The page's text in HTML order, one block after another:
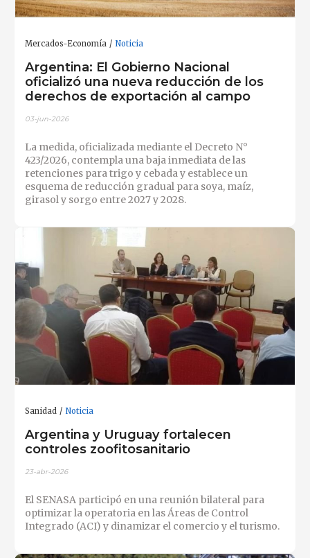
Mercados-Economía Noticia
Argentina: El Gobierno Nacional
oficializó una nueva reducción de los
derechos de exportación al campo
03-jun-2026
La medida, oficializada mediante el Decreto N°
423/2026, contempla una baja inmediata de las
retenciones para trigo y cebada y establece un
esquema de reducción gradual para soya, maíz,
girasol y sorgo entre 2027 y 2028.
Sanidad Noticia
Argentina y Uruguay fortalecen
controles zoofitosanitario
23-abr-2026
El SENASA participó en una reunión bilateral para
optimizar la operatoria en las Áreas de Control
Integrado (ACI) y dinamizar el comercio y el turismo.